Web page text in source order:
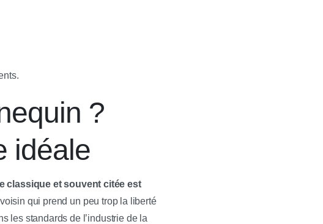
?
idéale
classique et souvent citée est
qui prend un peu trop la liberté
les standards de l’industrie de la